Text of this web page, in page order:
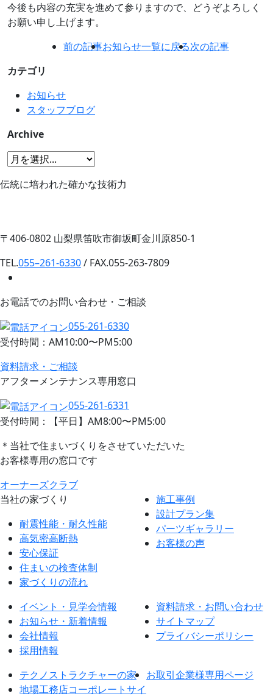
今後も内容の充実を進めて参りますので、どうぞよろしく
お願い申し上げます。
前の記事お知らせ一覧に戻る次の記事
カテゴリ
お知らせ
スタッフブログ
Archive
伝統に培われた確かな技術力
〒406-0802 山梨県笛吹市御坂町金川原850-1
TEL.055–261-6330/ FAX.055-263-7809
お電話でのお問い合わせ・ご相談
055-261-6330
受付時間：AM10:00〜PM5:00
資料請求・ご相談
アフターメンテナンス専用窓口
055-261-6331
受付時間：【平日】AM8:00〜PM5:00
＊当社で住まいづくりをさせていただいた
お客様専用の窓口です
オーナーズクラブ
当社の家づくり
耐震性能・耐久性能
高気密高断熱
安心保証
住まいの検査体制
家づくりの流れ
施工事例
設計プラン集
パーツギャラリー
お客様の声
イベント・見学会情報
お知らせ・新着情報
会社情報
採用情報
資料請求・お問い合わせ
サイトマップ
プライバシーポリシー
テクノストラクチャーの家
お取引企業様専用ページ
地場工務店コーポレートサイ